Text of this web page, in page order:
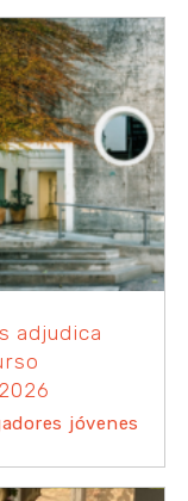
adjudica
jóvenes